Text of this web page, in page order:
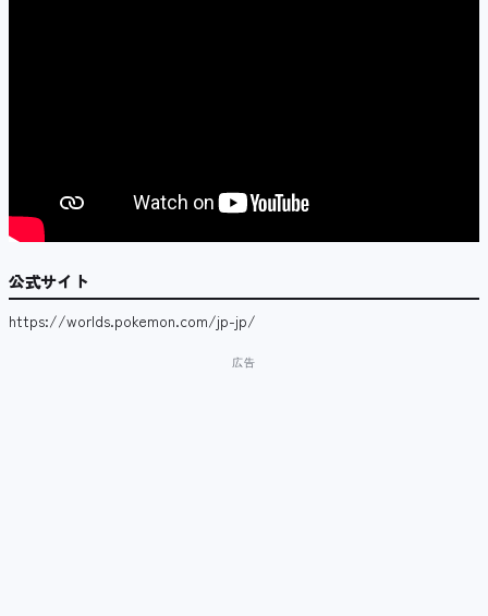
公式サイト
https://worlds.pokemon.com/jp-jp/